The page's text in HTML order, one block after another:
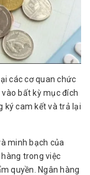
các cơ quan chức
bất kỳ mục đích
ký cam kết và trả lại
minh bạch của
trong việc
quyền. Ngân hàng